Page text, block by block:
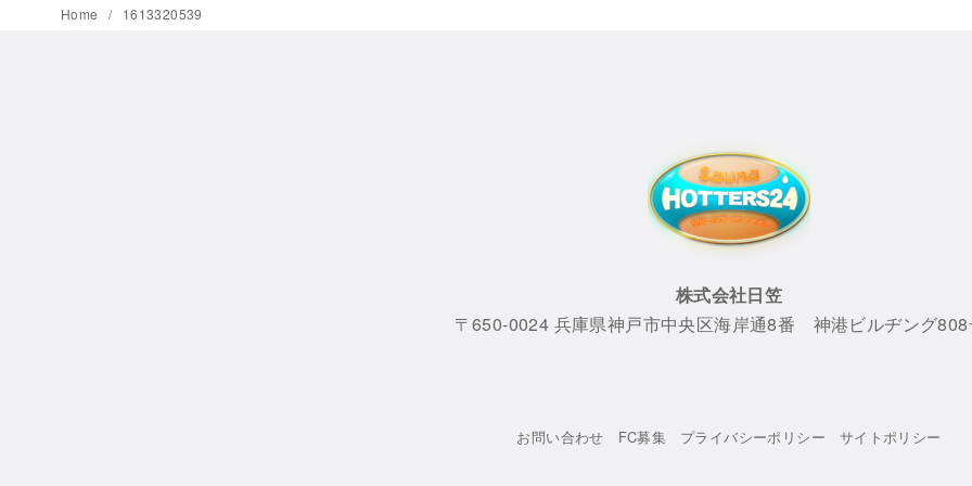
Home 1613320539
株式会社日笠
〒650-0024 兵庫県神戸市中央区海岸通8番 神港ビルヂング
お問い合わせ FC募集 プライバシーポリシー サイトポリシー